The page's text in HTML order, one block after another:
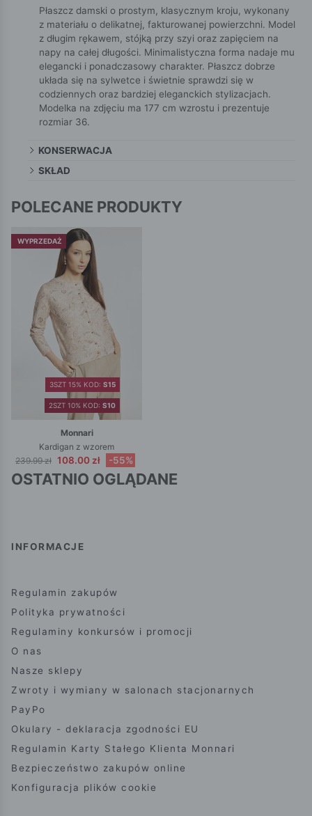
Płaszcz damski o prostym, klasycznym kroju, wykonany
z materiału o delikatnej, fakturowanej powierzchni. Model
z długim rękawem, stójką przy szyi oraz zapięciem na
napy na całej długości. Minimalistyczna forma nadaje mu
elegancki i ponadczasowy charakter. Płaszcz dobrze
układa się na sylwetce i świetnie sprawdzi się w
codziennych oraz bardziej eleganckich stylizacjach.
Modelka na zdjęciu ma 177 cm wzrostu i prezentuje
rozmiar 36.
KONSERWACJA
SKŁAD
POLECANE PRODUKTY
WYPRZEDAŻ
2SZT 10% KOD: S10
3SZT 15% KOD: S15
Monnari
Kardigan z wzorem
239.99 zł 108.00 zł -55%
OSTATNIO OGLĄDANE
INFORMACJE
Regulamin zakupów
Polityka prywatności
Regulaminy konkursów i promocji
O nas
Nasze sklepy
Zwroty i wymiany w salonach stacjonarnych
PayPo
Okulary - deklaracja zgodności EU
Regulamin Karty Stałego Klienta Monnari
Bezpieczeństwo zakupów online
Konfiguracja plików cookie